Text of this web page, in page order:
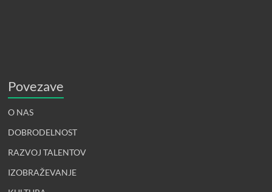
Povezave
O NAS
DOBRODELNOST
RAZVOJ TALENTOV
IZOBRAŽEVANJE